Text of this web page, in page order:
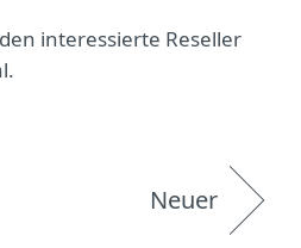
interessierte Reseller
Neuer